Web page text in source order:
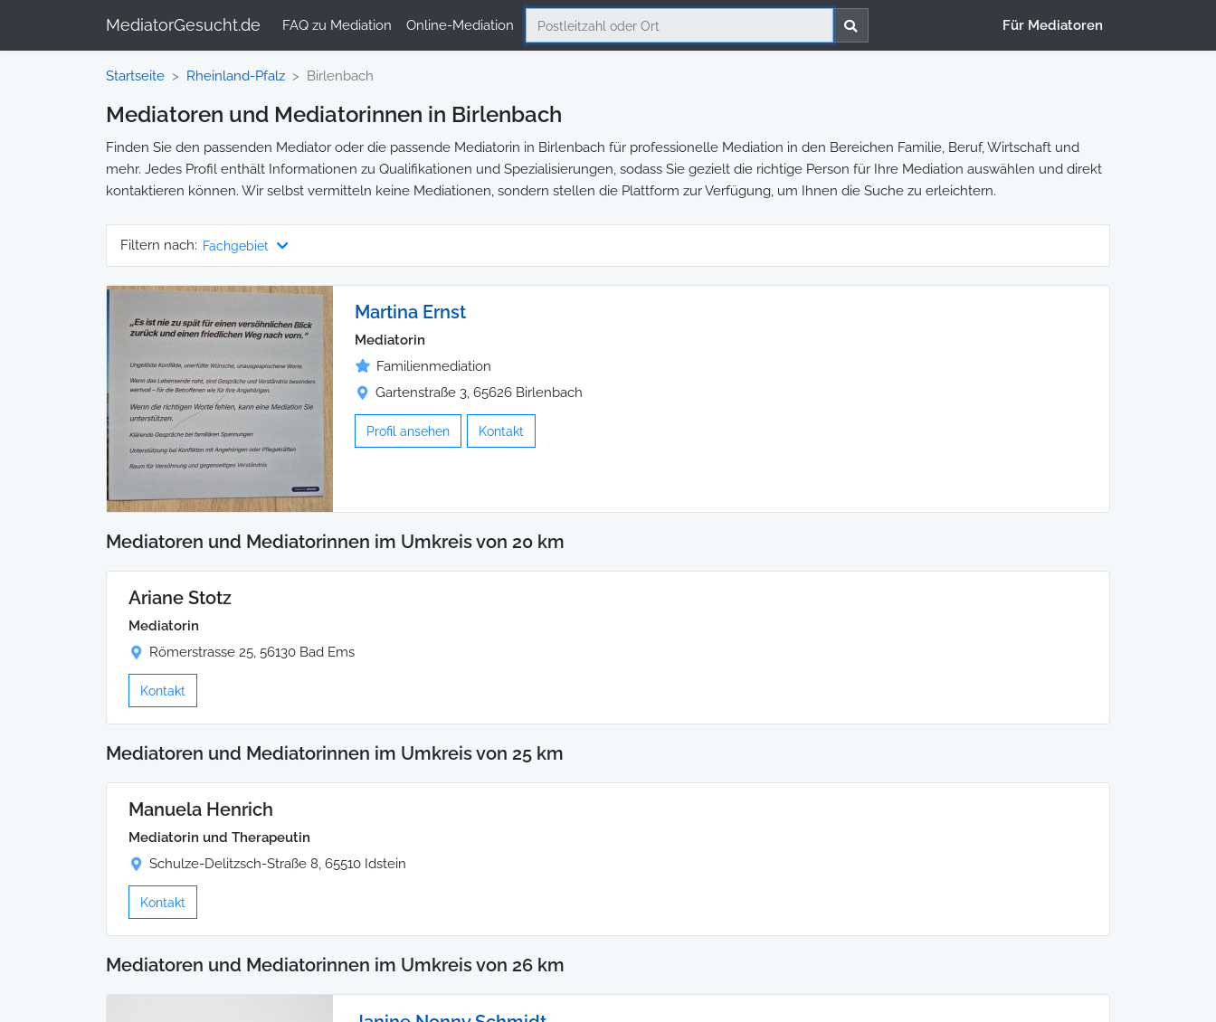
MediatorGesucht.de FAQ zu Mediation Online-Mediation Für Mediatoren
Startseite Rheinland-Pfalz Birlenbach
Mediatoren und Mediatorinnen in Birlenbach
Finden Sie den passenden Mediator oder die passende Mediatorin in Birlenbach für professionelle Mediation in den Bereichen Familie, Beruf, Wirtschaft und
mehr. Jedes Profil enthält Informationen zu Qualifikationen und Spezialisierungen, sodass Sie gezielt die richtige Person für Ihre Mediation auswählen und direkt
kontaktieren können. Wir selbst vermitteln keine Mediationen, sondern stellen die Plattform zur Verfügung, um Ihnen die Suche zu erleichtern.
Filtern nach: Fachgebiet
Martina Ernst
Mediatorin
Familienmediation
Gartenstraße 3, 65626 Birlenbach
Profil ansehen Kontakt
Mediatoren und Mediatorinnen im Umkreis von 20 km
Ariane Stotz
Mediatorin
Römerstrasse 25, 56130 Bad Ems
Kontakt
Mediatoren und Mediatorinnen im Umkreis von 25 km
Manuela Henrich
Mediatorin und Therapeutin
Schulze-Delitzsch-Straße 8, 65510 Idstein
Kontakt
Mediatoren und Mediatorinnen im Umkreis von 26 km